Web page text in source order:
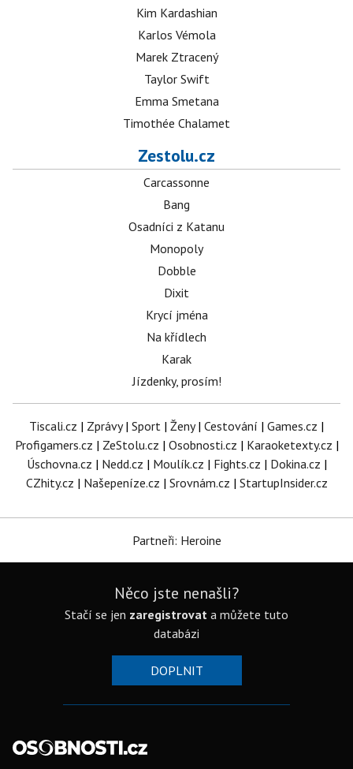
Kim Kardashian
Karlos Vémola
Marek Ztracený
Taylor Swift
Emma Smetana
Timothée Chalamet
Zestolu.cz
Carcassonne
Bang
Osadníci z Katanu
Monopoly
Dobble
Dixit
Krycí jména
Na křídlech
Karak
Jízdenky, prosím!
Tiscali.cz | Zprávy| Sport | Ženy| Cestování | Games.cz |
Profigamers.cz | ZeStolu.cz | Osobnosti.cz | Karaoketexty.cz |
Úschovna.cz | Nedd.cz | Moulík.cz | Fights.cz | Dokina.cz |
CZhity.cz | Našepeníze.cz | Srovnám.cz | StartupInsider.cz
Partneři: Heroine
Něco jste nenašli?
Stačí se jen zaregistrovat a můžete tuto
databázi
DOPLNIT